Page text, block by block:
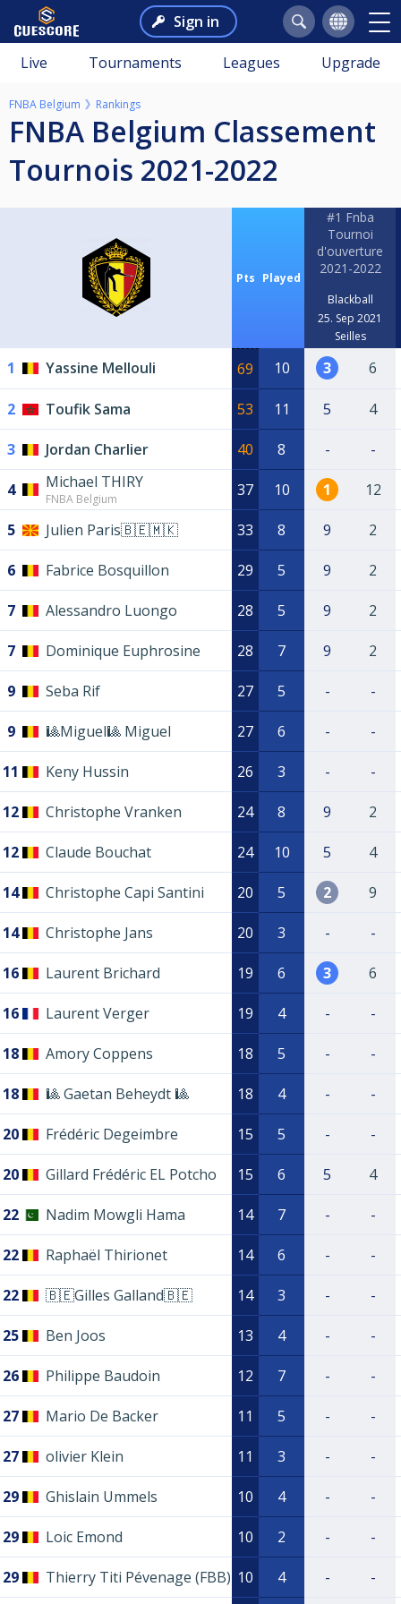
Sign in
Live Tournaments Leagues Upgrade
FNBA Belgium Rankings
FNBA Belgium Classement
Tournois 2021-2022
Pts Played
#1 Fnba
Tournoi
d'ouverture
2021-2022
Blackball
25. Sep 2021
Seilles
1 Yassine Mellouli 69 10 3 6
2 Toufik Sama 53 11 5 4
3 Jordan Charlier 40 8 - -
4 Michael THIRY
FNBA Belgium 37 10 1 12
5 Julien Paris🇧🇪🇲🇰 33 8 9 2
6 Fabrice Bosquillon 29 5 9 2
7 Alessandro Luongo 28 5 9 2
7 Dominique Euphrosine 28 7 9 2
9 Seba Rif 27 5 - -
9 🎱Miguel🎱 Miguel 27 6 - -
11 Keny Hussin 26 3 - -
12 Christophe Vranken 24 8 9 2
12 Claude Bouchat 24 10 5 4
14 Christophe Capi Santini 20 5 2 9
14 Christophe Jans 20 3 - -
16 Laurent Brichard 19 6 3 6
16 Laurent Verger 19 4 - -
18 Amory Coppens 18 5 - -
18 🎱 Gaetan Beheydt 🎱 18 4 - -
20 Frédéric Degeimbre 15 5 - -
20 Gillard Frédéric EL Potcho 15 6 5 4
22 Nadim Mowgli Hama 14 7 - -
22 Raphaël Thirionet 14 6 - -
22 🇧🇪Gilles Galland🇧🇪 14 3 - -
25 Ben Joos 13 4 - -
26 Philippe Baudoin 12 7 - -
27 Mario De Backer 11 5 - -
27 olivier Klein 11 3 - -
29 Ghislain Ummels 10 4 - -
29 Loic Emond 10 2 - -
29 Thierry Titi Pévenage (FBB) 10 4 - -